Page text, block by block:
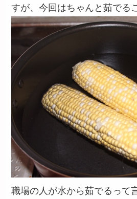
すが、今回はちゃんと茹でる
職場の人が水から茹でるって